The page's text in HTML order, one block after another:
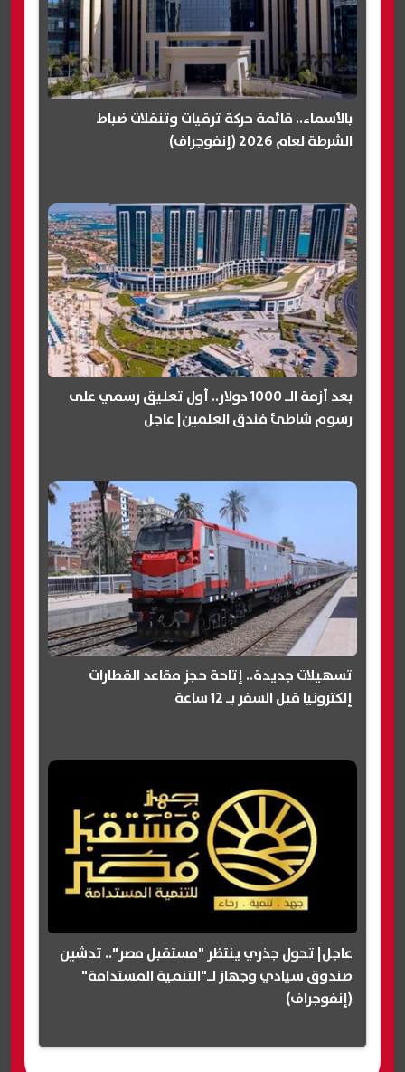
بالأسماء.. قائمة حركة ترقيات وتنقلات ضباط
الشرطة لعام 2026 (إنفوجراف)
بعد أزمة الـ 1000 دولار.. أول تعليق رسمي على
رسوم شاطئ فندق العلمين| عاجل
تسهيلات جديدة.. إتاحة حجز مقاعد القطارات
إلكترونيا قبل السفر بـ 12 ساعة
عاجل| تحول جذري ينتظر "مستقبل مصر".. تدشين
صندوق سيادي وجهاز لـ"التنمية المستدامة"
(إنفوجراف)